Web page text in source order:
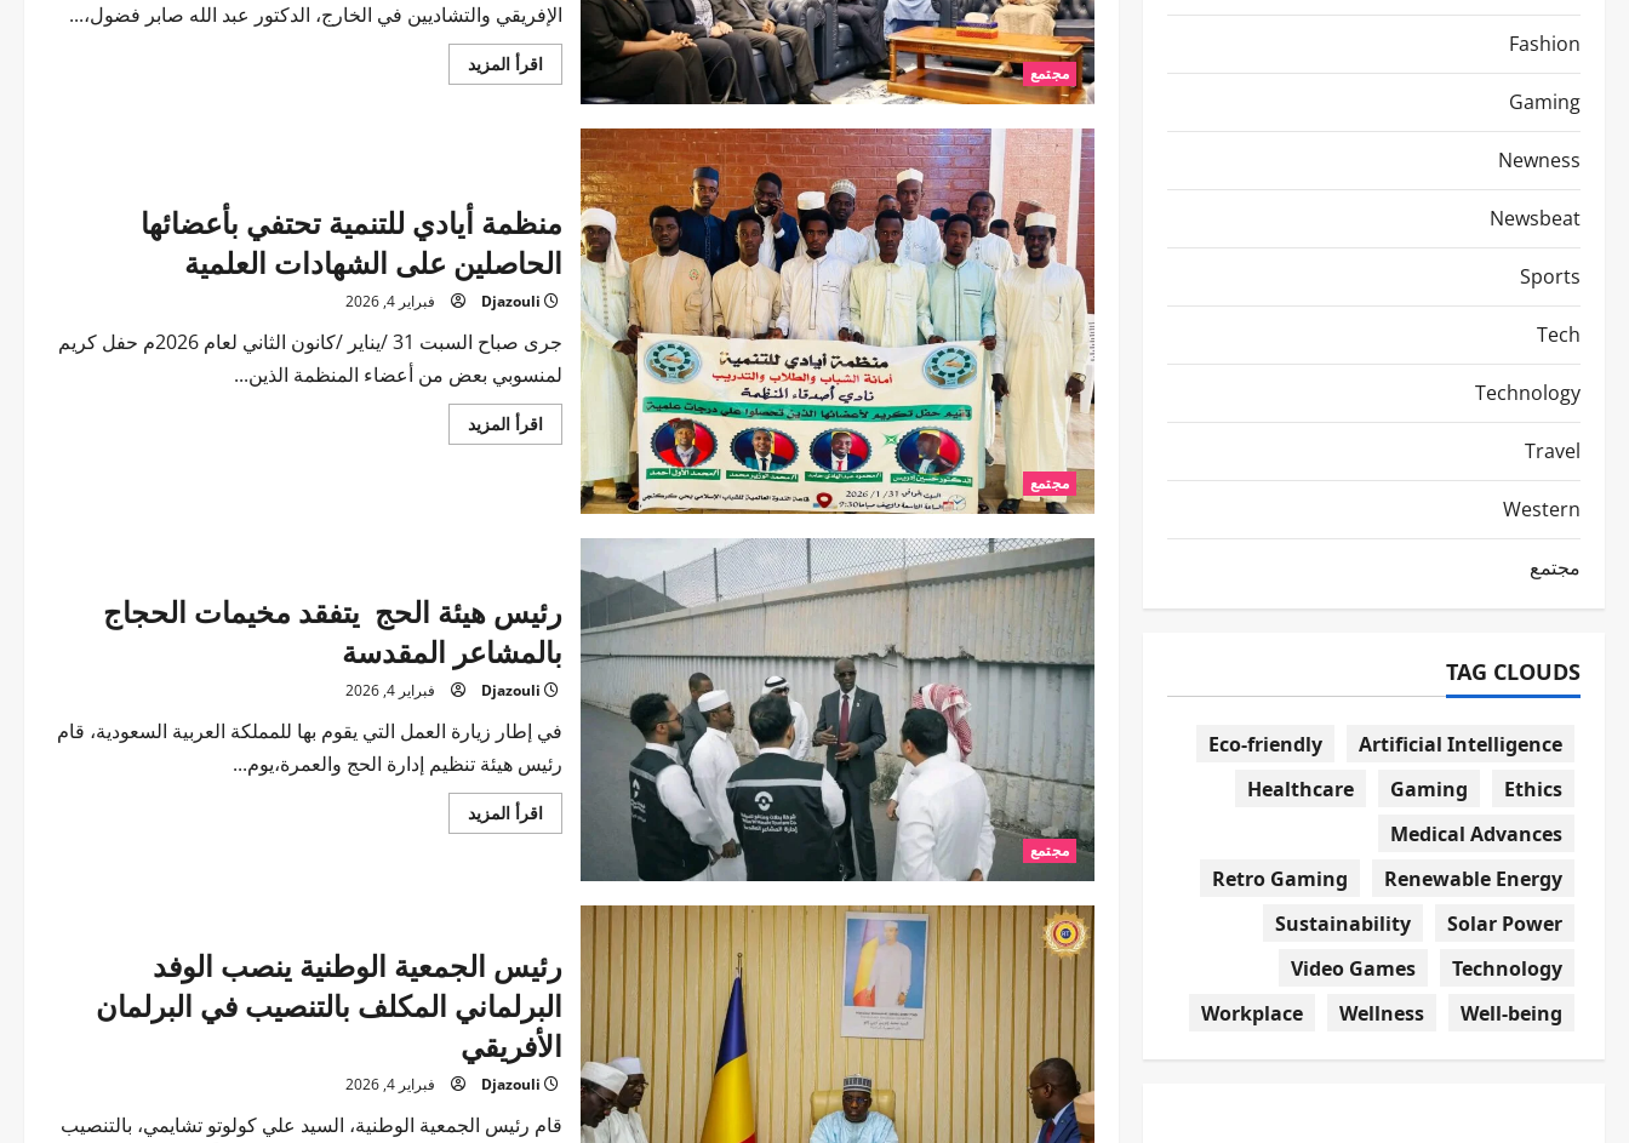
مجتمع
الإفريقي والتشاديين في الخارج، الدكتور عبد الله صابر فضول،...
اقرأ المزيداقرأ
المزيد
الإفريقي
لمكافحة
الفساد
مجتمع
منظمة أيادي للتنمية تحتفي بأعضائها
الحاصلين على الشهادات العلمية
Djazouli فبراير 4, 2026
جرى صباح السبت 31 /يناير /كانون الثاني لعام 2026م حفل كريم
لمنسوبي بعض من أعضاء المنظمة الذين...
اقرأ المزيداقرأ
المزيد
العلمية
مجتمع
رئيس هيئة الحج يتفقد مخيمات الحجاج
بالمشاعر المقدسة
Djazouli فبراير 4, 2026
في إطار زيارة العمل التي يقوم بها للمملكة العربية السعودية، قام
رئيس هيئة تنظيم إدارة الحج والعمرة،يوم...
اقرأ المزيد
المزيد
بالمشاعر
المقدسة
رئيس الجمعية الوطنية ينصب الوفد
البرلماني المكلف بالتنصيب في البرلمان
الأفريقي
Djazouli فبراير 4, 2026
قام رئيس الجمعية الوطنية، السيد علي كولوتو تشايمي، بالتنصيب
Fashion
Gaming
Newness
Newsbeat
Sports
Tech
Technology
Travel
Western
مجتمع
TAG CLOUDS
Artificial Intelligence
Eco-friendly
Ethics
Gaming
Healthcare
Medical Advances
Renewable Energy
Retro Gaming
Solar Power
Sustainability
Technology
Video Games
Well-being
Wellness
Workplace